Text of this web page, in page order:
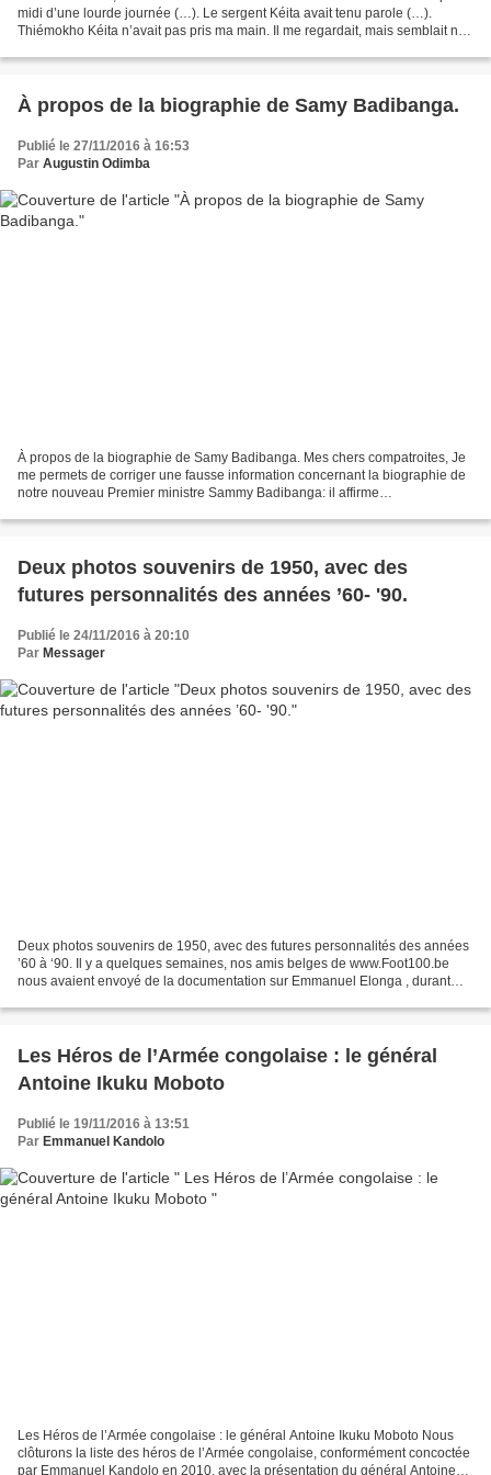
midi d’une lourde journée (…). Le sergent Kéita avait tenu parole (…).
Thiémokho Kéita n’avait pas pris ma main. Il me regardait, mais semblait ne
À propos de la biographie de Samy Badibanga.
Publié le 27/11/2016 à 16:53
Par Augustin Odimba
À propos de la biographie de Samy Badibanga. Mes chers compatroites, Je
me permets de corriger une fausse information concernant la biographie de
notre nouveau Premier ministre Sammy Badibanga: il affirme
Deux photos souvenirs de 1950, avec des
futures personnalités des années ’60- '90.
Publié le 24/11/2016 à 20:10
Par Messager
Deux photos souvenirs de 1950, avec des futures personnalités des années
’60 à ‘90. Il y a quelques semaines, nos amis belges de www.Foot100.be
nous avaient envoyé de la documentation sur Emmanuel Elonga , durant
Les Héros de l’Armée congolaise : le général
Antoine Ikuku Moboto
Publié le 19/11/2016 à 13:51
Par Emmanuel Kandolo
Les Héros de l’Armée congolaise : le général Antoine Ikuku Moboto Nous
clôturons la liste des héros de l’Armée congolaise, conformément concoctée
par Emmanuel Kandolo en 2010, avec la présentation du général Antoine